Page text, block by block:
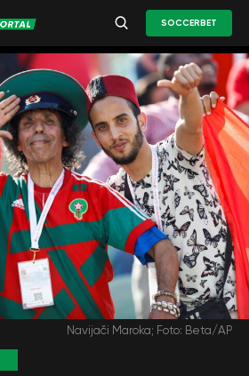
SOCCERBET
Navijači Maroka; Foto: Beta/AP